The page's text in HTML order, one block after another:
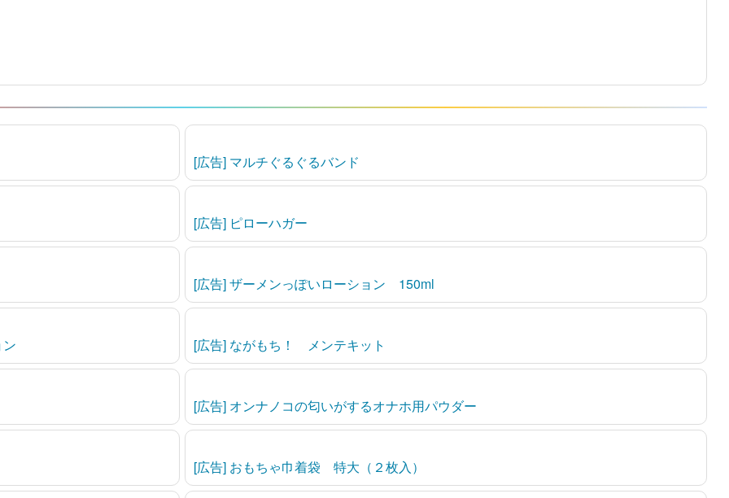
[広告] マルチぐるぐるバンド
[広告] ピローハガー
[広告] ザーメンっぽいローション 150ml
[広告] ながもち！ メンテキット
[広告] オンナノコの匂いがするオナホ用パウダー
[広告] おもちゃ巾着袋 特大（２枚入）